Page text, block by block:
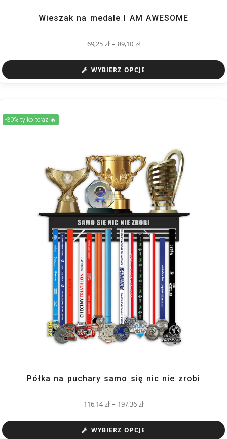
Wieszak na medale I AM AWESOME
69,25zł – 89,10zł
WYBIERZ OPCJE
-30% tylko teraz 🔥
Półka na puchary samo się nic nie zrobi
116,14zł – 197,36zł
WYBIERZ OPCJE